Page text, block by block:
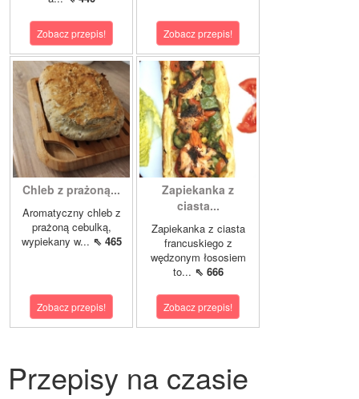
Zobacz przepis! Zobacz przepis!
Chleb z prażoną...
Aromatyczny chleb z
prażoną cebulką,
wypiekany w... ⇖ 465
Zobacz przepis!
Zapiekanka z
ciasta...
Zapiekanka z ciasta
francuskiego z
wędzonym łososiem
to... ⇖ 666
Zobacz przepis!
Przepisy na czasie